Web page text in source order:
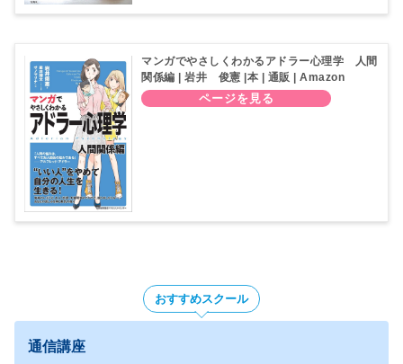
マンガでやさしくわかるアドラー心理学 人間
関係編 | 岩井 俊憲 |本 | 通販 | Amazon
おすすめスクール
通信講座